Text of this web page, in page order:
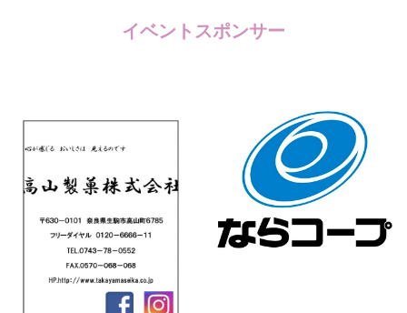
イベントスポンサー